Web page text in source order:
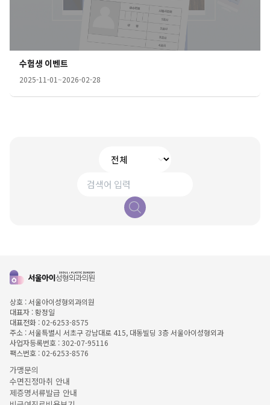
수험생 이벤트
2025-11-01~2026-02-28
상호 : 서울아이성형외과의원
대표자 : 황정일
대표전화 : 02-6253-8575
주소 : 서울특별시 서초구 강남대로 415, 대동빌딩 3층 서울아이성형외과
사업자등록번호 : 302-07-95116
팩스번호 : 02-6253-8576
가맹문의
수면진정마취 안내
제증명서류발급 안내